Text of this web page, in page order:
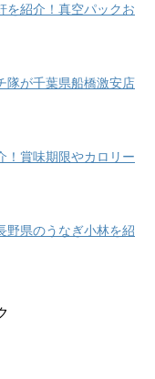
を紹介！真空パックお
隊が千葉県船橋激安店
！賞味期限やカロリー
野県のうなぎ小林を紹